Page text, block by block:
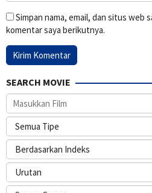
Simpan nama, email, dan situs web
komentar saya berikutnya.
SEARCH MOVIE